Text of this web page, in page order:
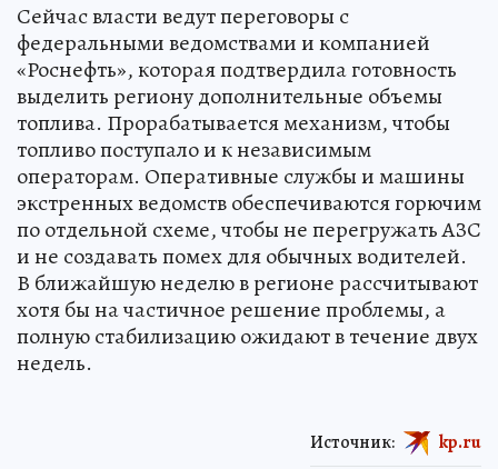
Сейчас власти ведут переговоры с
федеральными ведомствами и компанией
«Роснефть», которая подтвердила готовность
выделить региону дополнительные объемы
топлива. Прорабатывается механизм, чтобы
топливо поступало и к независимым
операторам. Оперативные службы и машины
экстренных ведомств обеспечиваются горючим
по отдельной схеме, чтобы не перегружать АЗС
и не создавать помех для обычных водителей.
В ближайшую неделю в регионе рассчитывают
хотя бы на частичное решение проблемы, а
полную стабилизацию ожидают в течение двух
недель.
Источник: kp.ru